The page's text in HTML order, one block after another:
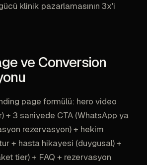
klinik pazarlamasının 3x'i
ve Conversion
page formülü: hero video
+ 3 saniyede CTA (WhatsApp ya
rezervasyon) + hekim
+ hasta hikayesi (duygusal) +
tier) + FAQ + rezervasyon